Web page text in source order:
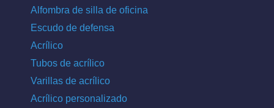
Alfombra de silla de oficina
Escudo de defensa
Acrílico
Tubos de acrílico
Varillas de acrílico
Acrílico personalizado